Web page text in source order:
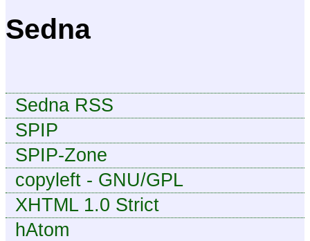
Sedna
Sedna RSS
SPIP
SPIP-Zone
copyleft - GNU/GPL
XHTML 1.0 Strict
hAtom